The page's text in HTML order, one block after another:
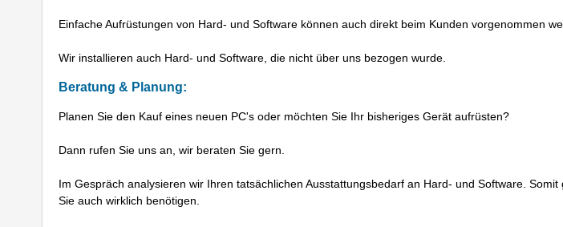
Einfache Aufrüstungen von Hard- und Software können auch direkt beim Kunden vorgenommen
Wir installieren auch Hard- und Software, die nicht über uns bezogen wurde.
Beratung & Planung:
Planen Sie den Kauf eines neuen PC's oder möchten Sie Ihr bisheriges Gerät aufrüsten?
Dann rufen Sie uns an, wir beraten Sie gern.
Im Gespräch analysieren wir Ihren tatsächlichen Ausstattungsbedarf an Hard- und Software.
Sie auch wirklich benötigen.